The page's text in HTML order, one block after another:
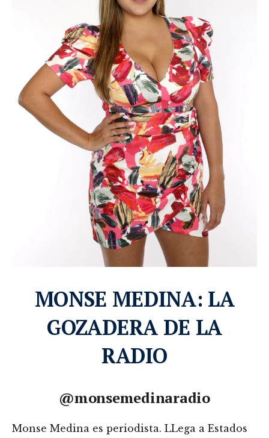
MONSE MEDINA: LA
GOZADERA DE LA
RADIO
@monsemedinaradio
Monse Medina es periodista. LLega a Estados